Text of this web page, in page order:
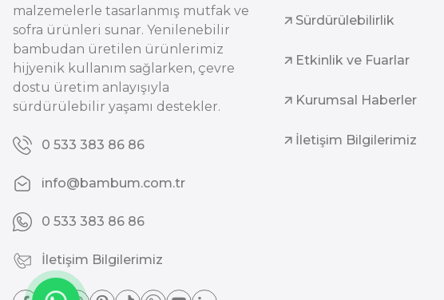
malzemelerle tasarlanmış mutfak ve
sofra ürünleri sunar. Yenilenebilir
bambudan üretilen ürünlerimiz
hijyenik kullanım sağlarken, çevre
dostu üretim anlayışıyla
sürdürülebilir yaşamı destekler.
0 533 383 86 86
info@bambum.com.tr
0 533 383 86 86
İletişim Bilgilerimiz
Sürdürülebilirlik
Etkinlik ve Fuarlar
Kurumsal Haberler
İletişim Bilgilerimiz